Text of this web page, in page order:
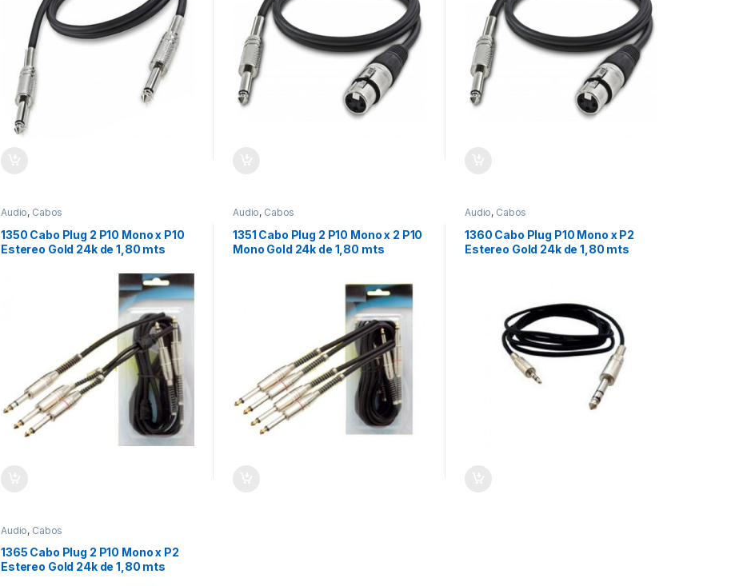
Audio, Cabos
1350 Cabo Plug 2 P10 Mono x P10
Estereo Gold 24k de 1,80 mts
Audio, Cabos
1351 Cabo Plug 2 P10 Mono x 2 P10
Mono Gold 24k de 1,80 mts
Audio, Cabos
1360 Cabo Plug P10 Mono x P2
Estereo Gold 24k de 1,80 mts
Audio, Cabos
1365 Cabo Plug 2 P10 Mono x P2
Estereo Gold 24k de 1,80 mts